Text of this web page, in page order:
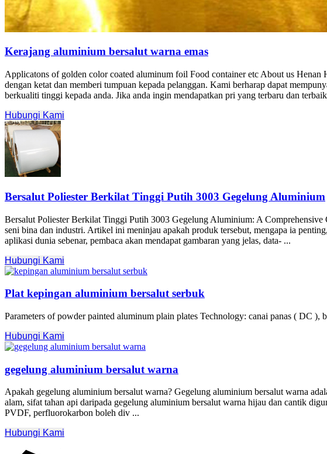
Kerajang aluminium bersalut warna emas
Applicatons of golden color coated aluminum foil Food container etc About us Henan
dengan ketat dan memberi tumpuan kepada pelanggan. Kami berharap dapat
berkualiti tinggi kepada anda. Jika anda ingin mendapatkan pri yang terbaru dan
Hubungi Kami
Bersalut Poliester Berkilat Tinggi Putih 3003 Gegelung Aluminium
Bersalut Poliester Berkilat Tinggi Putih 3003 Gegelung Aluminium: A Comprehensive
seni bina dan industri. Artikel ini meninjau apakah produk tersebut, mengapa ia
aplikasi dunia sebenar, pembaca akan mendapat gambaran yang jelas, data- ...
Hubungi Kami
Plat kepingan aluminium bersalut serbuk
Parameters of powder painted aluminum plain plates Technology: canai panas ( DC ),
Hubungi Kami
gegelung aluminium bersalut warna
Apakah gegelung aluminium bersalut warna? Gegelung aluminium bersalut warna
alam, sifat tahan api daripada gegelung aluminium bersalut warna hijau dan cantik
PVDF, perfluorokarbon boleh div ...
Hubungi Kami